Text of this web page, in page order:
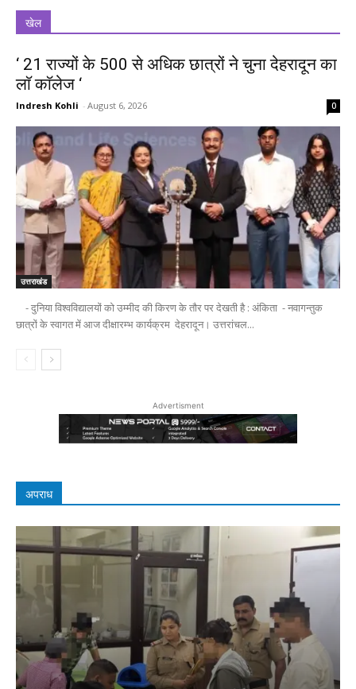
खेल
‘ 21 राज्यों के 500 से अधिक छात्रों ने चुना देहरादून का
लाॅ काॅलेज ‘
Indresh Kohli - August 6, 2026 0
उत्तराखंड
- दुनिया विश्वविद्यालयों को उम्मीद की किरण के तौर पर देखती है : अंकिता - नवागन्तुक
छात्रों के स्वागत में आज दीक्षारम्भ कार्यक्रम देहरादून। उत्तरांचल...
Advertisment
अपराध